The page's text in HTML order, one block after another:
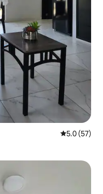
從 57 則評
5.0 (57)